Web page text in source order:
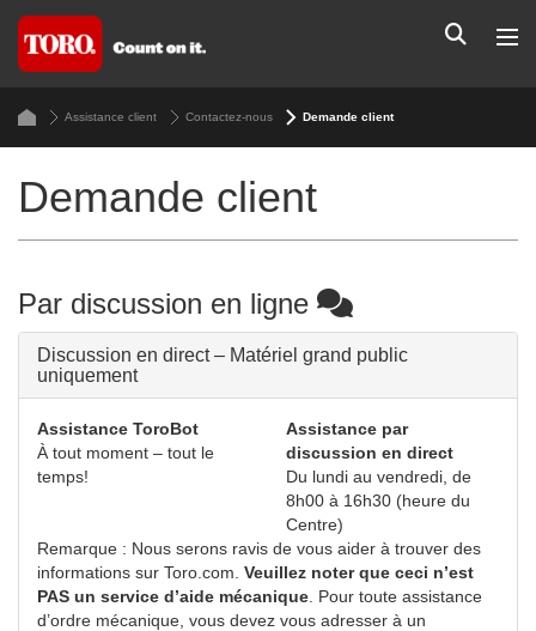
Assistance client Contactez-nous Demande client
Demande client
Par discussion en ligne
Discussion en direct – Matériel grand public
uniquement
Assistance ToroBot
À tout moment – tout le
temps!
Assistance par
discussion en direct
Du lundi au vendredi, de
8h00 à 16h30 (heure du
Centre)
Remarque : Nous serons ravis de vous aider à trouver des
informations sur Toro.com. Veuillez noter que ceci n’est
PAS un service d’aide mécanique . Pour toute assistance
d’ordre mécanique, vous devez vous adresser à un